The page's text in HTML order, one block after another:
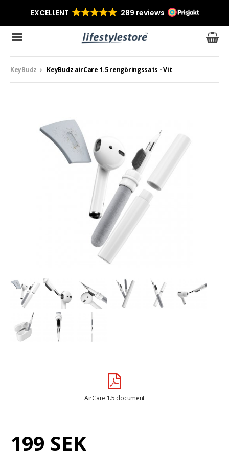
Produkten har blivit tillagd i varukorgen
KeyBudz KeyBudz airCare 1.5 rengöringssats - Vit
AirCare 1.5 document
199 SEK